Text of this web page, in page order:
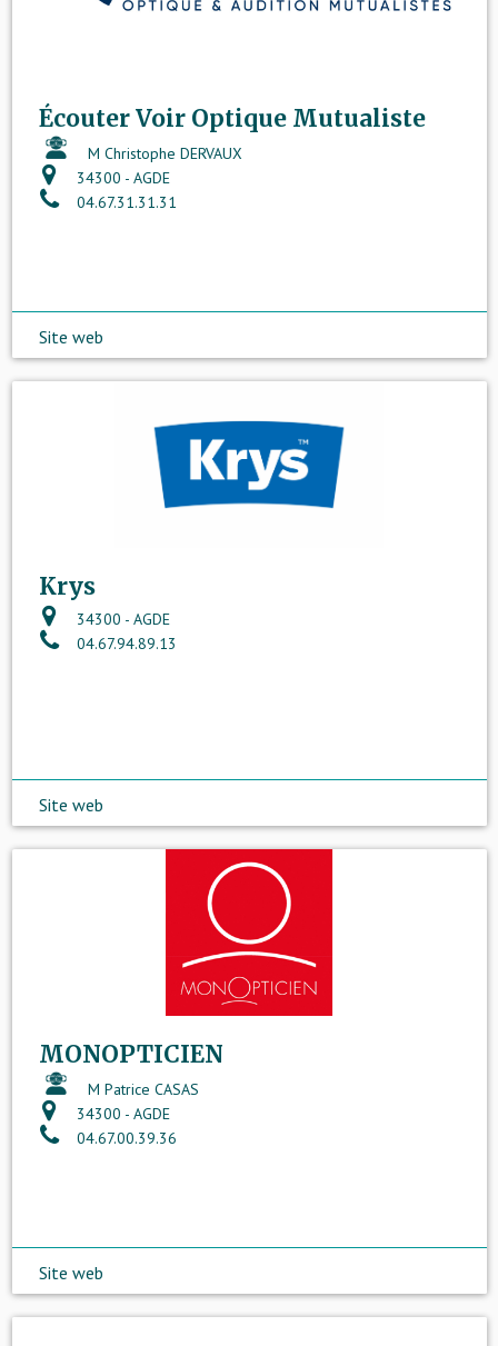
Écouter Voir Optique Mutualiste
M Christophe DERVAUX
34300 - AGDE
04.67.31.31.31
Site web
Krys
34300 - AGDE
04.67.94.89.13
Site web
MONOPTICIEN
M Patrice CASAS
34300 - AGDE
04.67.00.39.36
Site web